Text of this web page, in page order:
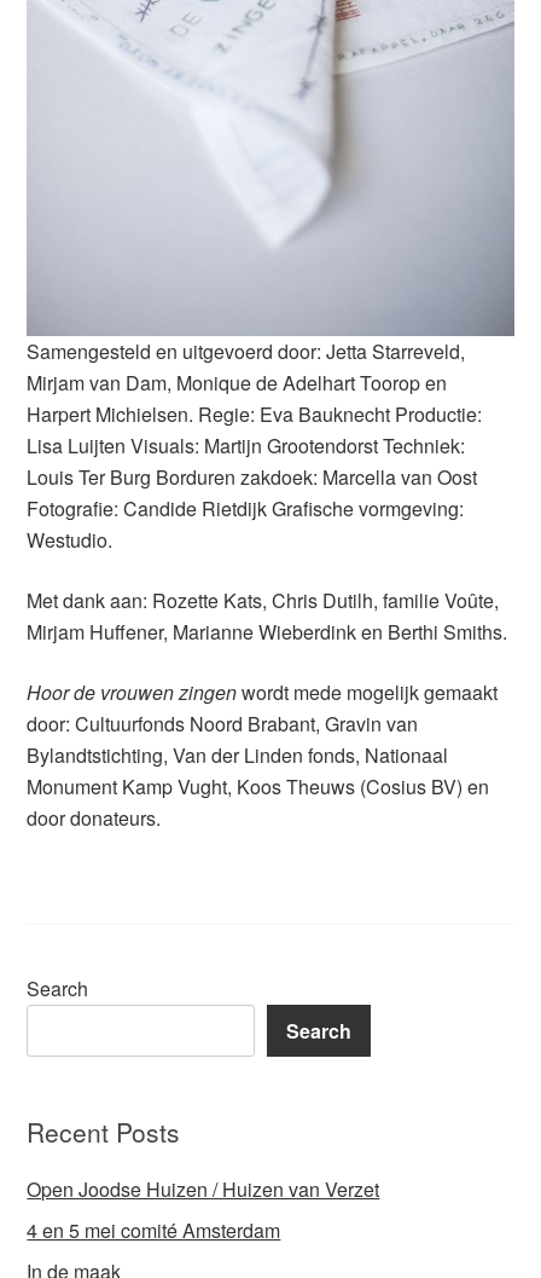
Samengesteld en uitgevoerd door: Jetta Starreveld,
Mirjam van Dam, Monique de Adelhart Toorop en
Harpert Michielsen. Regie: Eva Bauknecht Productie:
Lisa Luijten Visuals: Martijn Grootendorst Techniek:
Louis Ter Burg Borduren zakdoek: Marcella van Oost
Fotografie: Candide Rietdijk Grafische vormgeving:
Westudio.
Met dank aan: Rozette Kats, Chris Dutilh, familie Voûte,
Mirjam Huffener, Marianne Wieberdink en Berthi Smiths.
Hoor de vrouwen zingenwordt mede mogelijk gemaakt
door: Cultuurfonds Noord Brabant, Gravin van
Bylandtstichting, Van der Linden fonds, Nationaal
Monument Kamp Vught, Koos Theuws (Cosius BV) en
door donateurs.
Search
Search
Recent Posts
Open Joodse Huizen / Huizen van Verzet
4 en 5 mei comité Amsterdam
In de maak